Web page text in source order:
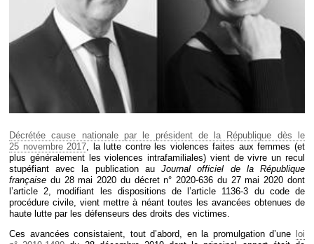
Décrétée cause nationale par le président de la République dès le
25 novembre 2017, la lutte contre les violences faites aux femmes (et
plus généralement les violences intrafamiliales) vient de vivre un recul
stupéfiant avec la publication auJournal officiel de la République
française du 28 mai 2020 du décret n° 2020-636 du 27 mai 2020 dont
l’article 2, modifiant les dispositions de l’article 1136-3 du code de
procédure civile, vient mettre à néant toutes les avancées obtenues de
haute lutte par les défenseurs des droits des victimes.
Ces avancées consistaient, tout d’abord, en la promulgation d’une
loi